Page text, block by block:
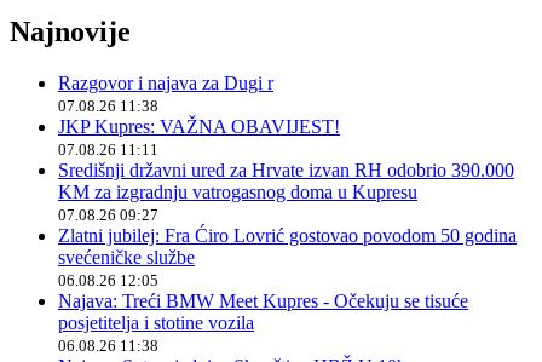
Najnovije
Razgovor i najava za Dugi r
07.08.26 11:38
JKP Kupres: VAŽNA OBAVIJEST!
07.08.26 11:11
Središnji državni ured za Hrvate izvan RH odobrio 390.000
KM za izgradnju vatrogasnog doma u Kupresu
07.08.26 09:27
Zlatni jubilej: Fra Ćiro Lovrić gostovao povodom 50 godina
svećeničke službe
06.08.26 12:05
Najava: Treći BMW Meet Kupres - Očekuju se tisuće
posjetitelja i stotine vozila
06.08.26 11:38